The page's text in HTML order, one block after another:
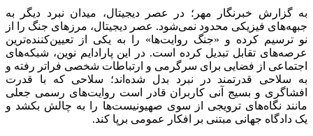
به گزارش خبرنگار مهر؛ در عصر دیجیتال، میدان نبرد دیگر به
جبهه‌های فیزیکی محدود نمی‌شود. عصر دیجیتال، مرزهای جنگ را از
نو ترسیم کرده و «جنگ روایت‌ها» را به یکی از تعیین‌کننده‌ترین
عرصه‌های تقابل تبدیل کرده است. در این پارادایم نوین، شبکه‌های
اجتماعی از فضایی برای سرگرمی و ارتباطات شخصی فراتر رفته و
به سلاحی قدرتمند در نبرد بدل شده‌اند؛ سلاحی که با قدرت
افشاگری و بسیج آنی کاربران قادر است روایت‌های رسمی جعلی
مانند نگاه‌های ترویجی از سوی صهیونیست‌ها را به چالش بکشد و
یک دادگاه جهانی مبتنی بر افکار عمومی برپا کند.